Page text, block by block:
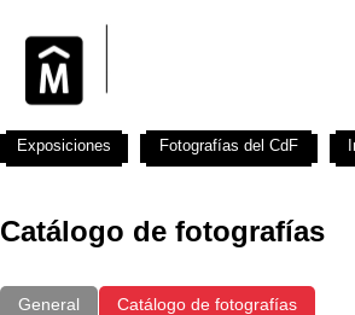
Catálogo de fotografías
General Catálogo de fotografías
Exposiciones Fotografías del CdF